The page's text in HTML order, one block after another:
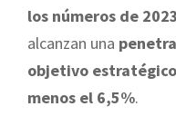
los números de
alcanzan una
objetivo estratégico
menos el 6,5%.